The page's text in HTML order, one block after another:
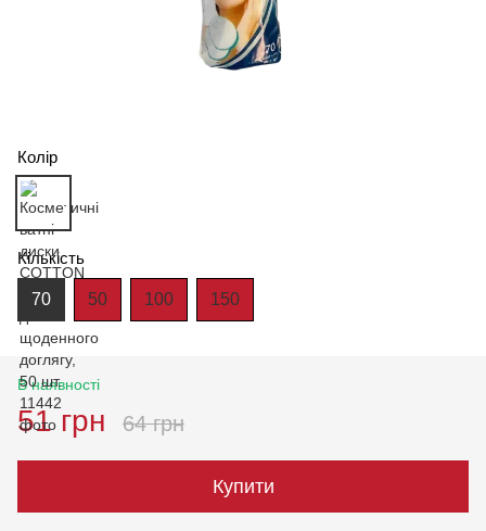
Колір
Кількість
70 50 100 150
В наявності
51 грн 64 грн
Купити